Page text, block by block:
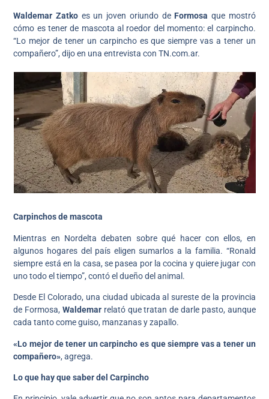
Waldemar Zatko es un joven oriundo de Formosa que mostró
cómo es tener de mascota al roedor del momento: el carpincho.
“Lo mejor de tener un carpincho es que siempre vas a tener un
compañero”, dijo en una entrevista con TN.com.ar.
Carpinchos de mascota
Mientras en Nordelta debaten sobre qué hacer con ellos, en
algunos hogares del país eligen sumarlos a la familia. “Ronald
siempre está en la casa, se pasea por la cocina y quiere jugar con
uno todo el tiempo”, contó el dueño del animal.
Desde El Colorado, una ciudad ubicada al sureste de la provincia
de Formosa, Waldemar relató que tratan de darle pasto, aunque
cada tanto come guiso, manzanas y zapallo.
«Lo mejor de tener un carpincho es que siempre vas a tener un
compañero», agrega.
Lo que hay que saber del Carpincho